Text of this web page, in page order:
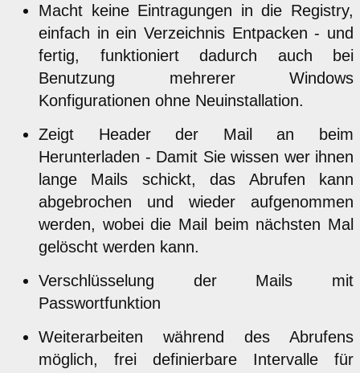
Macht keine Eintragungen in die Registry,
einfach in ein Verzeichnis Entpacken - und
fertig, funktioniert dadurch auch bei
Benutzung mehrerer Windows
Konfigurationen ohne Neuinstallation.
Zeigt Header der Mail an beim
Herunterladen - Damit Sie wissen wer ihnen
lange Mails schickt, das Abrufen kann
abgebrochen und wieder aufgenommen
werden, wobei die Mail beim nächsten Mal
gelöscht werden kann.
Verschlüsselung der Mails mit
Passwortfunktion
Weiterarbeiten während des Abrufens
möglich, frei definierbare Intervalle für